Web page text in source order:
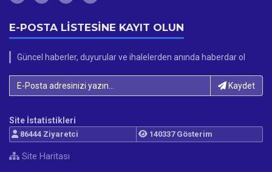
E-POSTA LİSTESİNE KAYIT OLUN
Güncel haberler, duyurular ve ihalelerden anında haberdar ol
E-Posta adresinizi yazın... Kaydet
Site İstatistikleri
86444 Ziyaretci 140337 Gösterim
Site Haritası